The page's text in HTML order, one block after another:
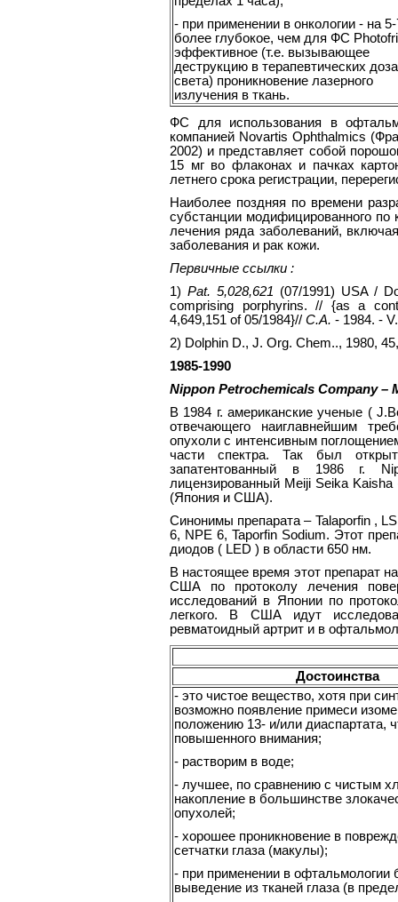
- при применении в онкологии - на
более глубокое, чем для ФС
эффективное (т.е. вызывающее
деструкцию в терапевтических
света) проникновение лазерного
излучения в ткань.
ФС для использования в
компанией Novartis Ophthalmics
2002) и представляет собой
15 мг во флаконах и пачках
летнего срока регистрации,
Наиболее поздняя по времени
субстанции модифицированного
лечения ряда заболеваний,
заболевания и рак кожи.
Первичные ссылки :
1) Pat. 5,028,621 (07/1991) USA /
comprising porphyrins. // {as a
4,649,151 of 05/1984}// C.A. - 1984. -
2) Dolphin D., J. Org. Chem.., 1980,
1985-1990
Nippon Petrochemicals Company –
В 1984 г. американские ученые (
отвечающего наиглавнейшим
опухоли с интенсивным
части спектра. Так был
запатентованный в 1986 г.
лицензированный Meiji Seika
(Япония и США).
Синонимы препарата – Talaporfin ,
6, NPE 6, Taporfin Sodium. Этот
диодов ( LED ) в области 650 нм.
В настоящее время этот препарат
США по протоколу лечения
исследований в Японии по
легкого. В США идут
ревматоидный артрит и в
Достоинства
- это чистое вещество, хотя при
возможно появление примеси
положению 13- и/или диаспартата,
повышенного внимания;
- растворим в воде;
- лучшее, по сравнению с чистым
накопление в большинстве
опухолей;
- хорошее проникновение в
сетчатки глаза (макулы);
- при применении в офтальмологии
выведение из тканей глаза (в